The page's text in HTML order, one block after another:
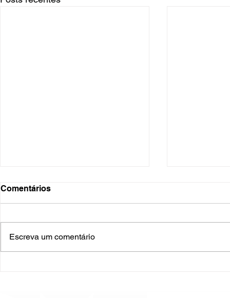
Comentários
Escreva um comentário